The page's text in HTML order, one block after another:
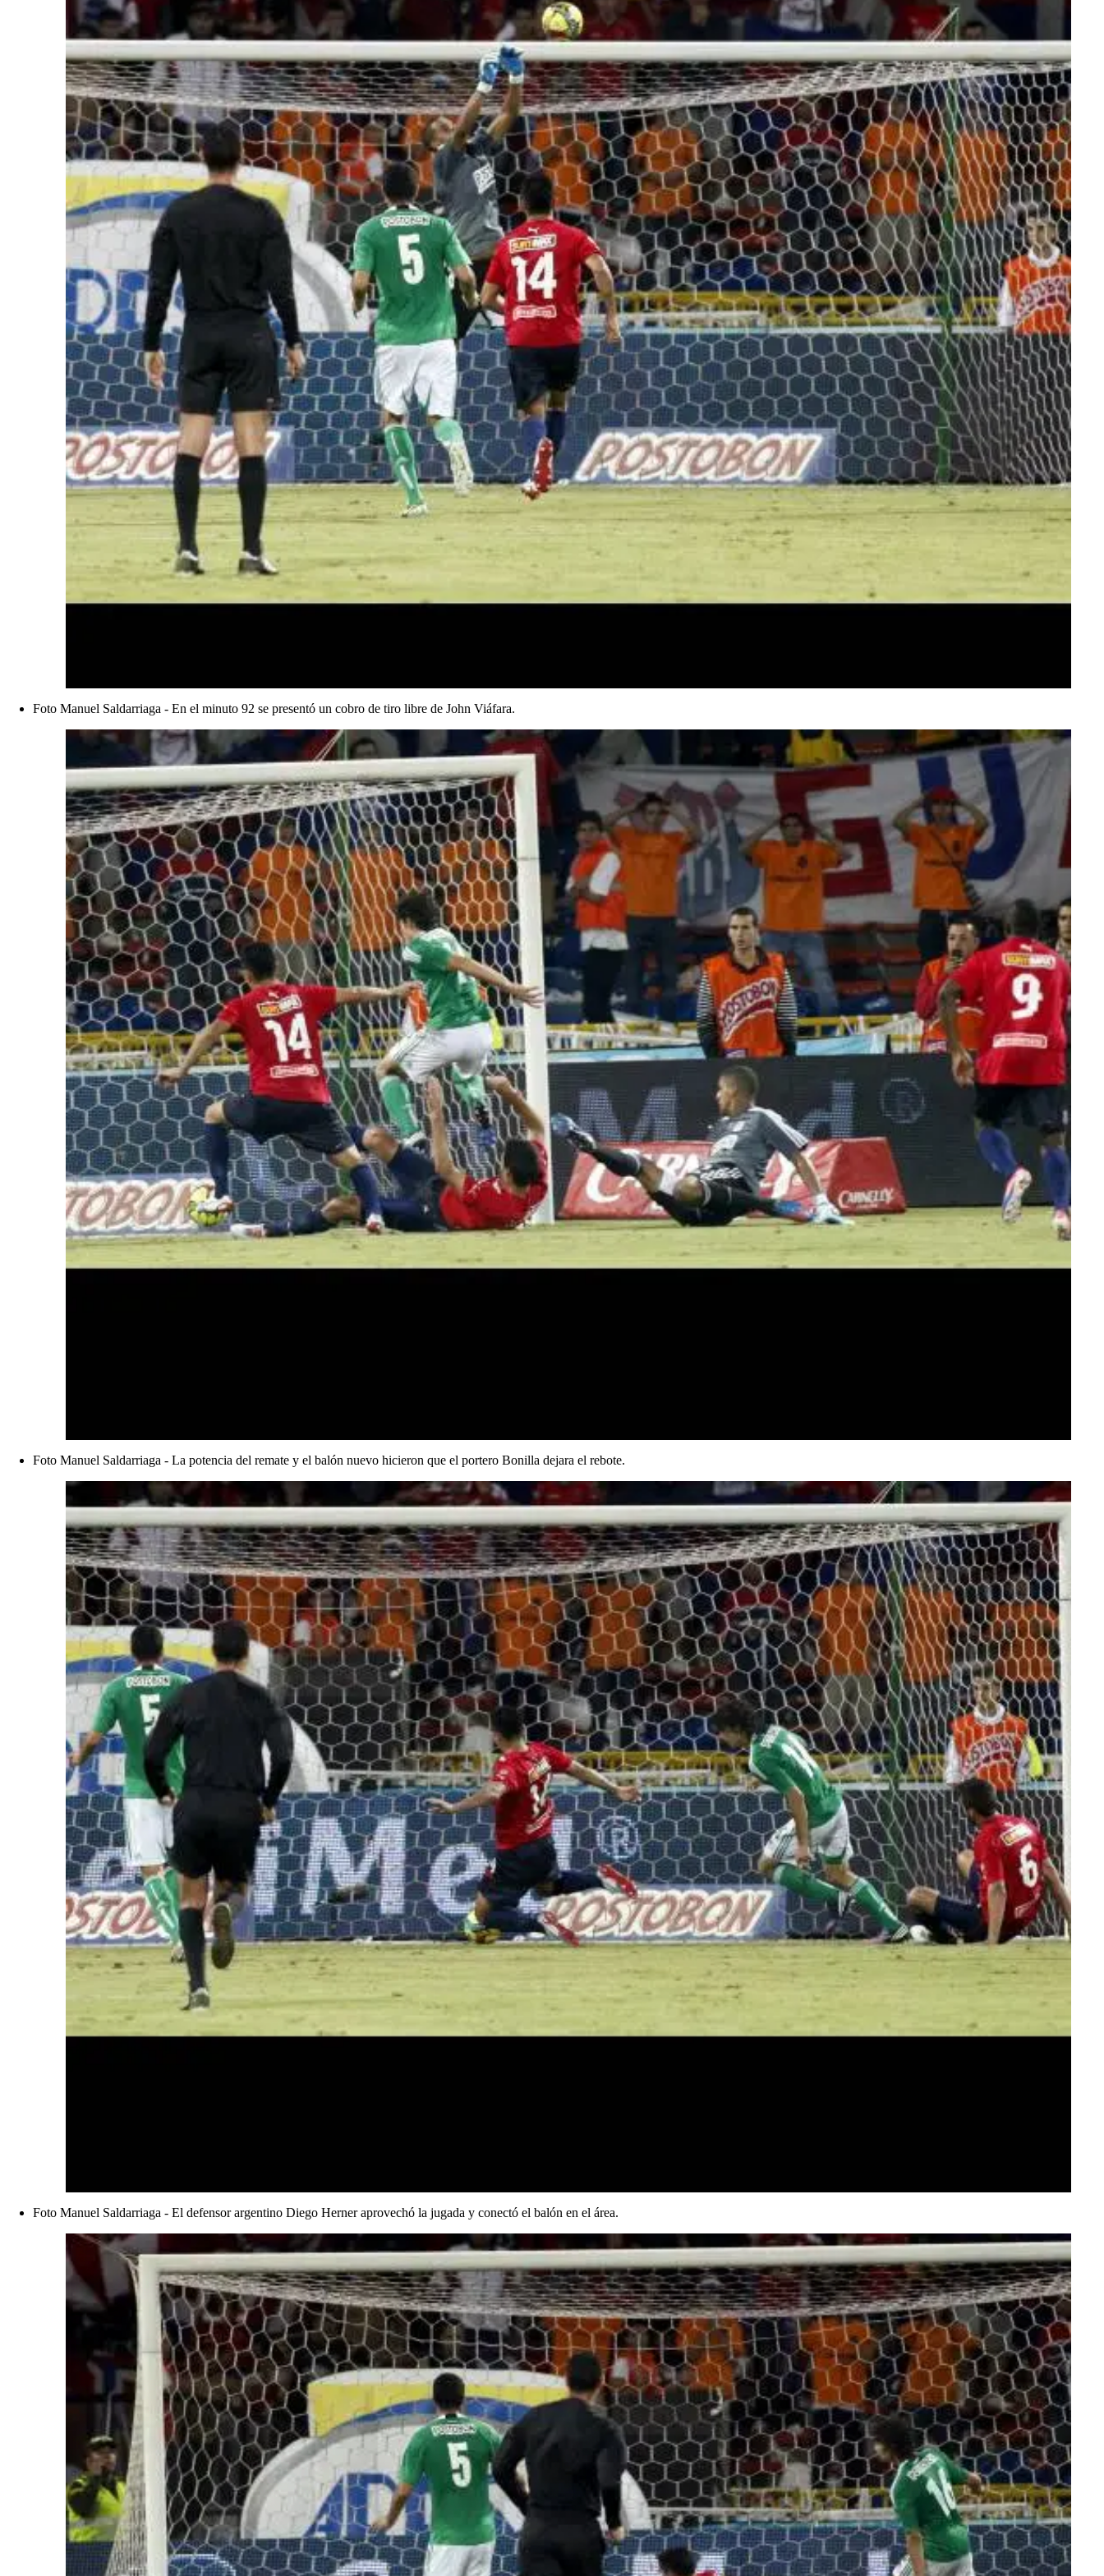
Foto Manuel Saldarriaga - En el minuto 92 se presentó un cobro de tiro libre de John Viáfara.
Foto Manuel Saldarriaga - La potencia del remate y el balón nuevo hicieron que el portero Bonilla dejara el rebote.
Foto Manuel Saldarriaga - El defensor argentino Diego Herner aprovechó la jugada y conectó el balón en el área.